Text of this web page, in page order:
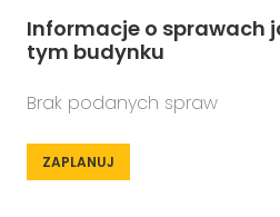
Informacje o sprawach
tym budynku
Brak podanych spraw
ZAPLANUJ